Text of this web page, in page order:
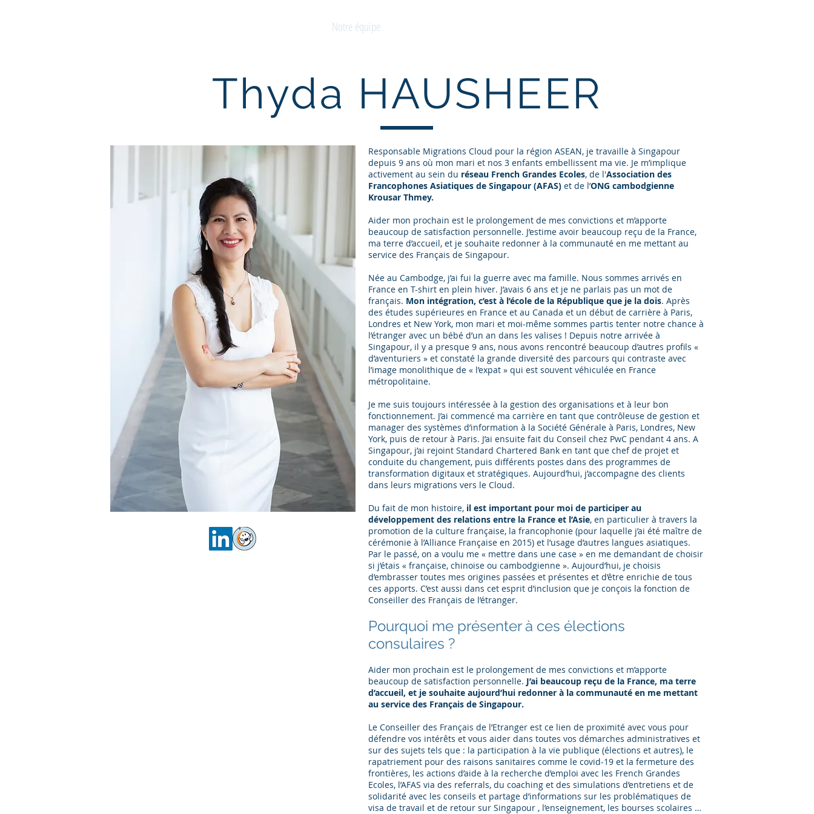
Notre équipe
Thyda HAUSHEER
Responsable Migrations Cloud pour la région ASEAN, je travaille à Singapour
depuis 9 ans où mon mari et nos 3 enfants embellissent ma vie. Je m’implique
activement au sein du réseau French Grandes Ecoles, de l'Association des
Francophones Asiatiques de Singapour (AFAS) et de l’ONG cambodgienne
Krousar Thmey.
Aider mon prochain est le prolongement de mes convictions et m’apporte
beaucoup de satisfaction personnelle. J’estime avoir beaucoup reçu de la France,
ma terre d’accueil, et je souhaite redonner à la communauté en me mettant au
service des Français de Singapour.
Née au Cambodge, j’ai fui la guerre avec ma famille. Nous sommes arrivés en
France en T-shirt en plein hiver. J’avais 6 ans et je ne parlais pas un mot de
français. Mon intégration, c’est à l’école de la République que je la dois. Après
des études supérieures en France et au Canada et un début de carrière à Paris,
Londres et New York, mon mari et moi-même sommes partis tenter notre chance à
l’étranger avec un bébé d’un an dans les valises ! Depuis notre arrivée à
Singapour, il y a presque 9 ans, nous avons rencontré beaucoup d’autres profils «
d’aventuriers » et constaté la grande diversité des parcours qui contraste avec
l’image monolithique de « l’expat » qui est souvent véhiculée en France
métropolitaine.
Je me suis toujours intéressée à la gestion des organisations et à leur bon
fonctionnement. J’ai commencé ma carrière en tant que contrôleuse de gestion et
manager des systèmes d’information à la Société Générale à Paris, Londres, New
York, puis de retour à Paris. J’ai ensuite fait du Conseil chez PwC pendant 4 ans. A
Singapour, j’ai rejoint Standard Chartered Bank en tant que chef de projet et
conduite du changement, puis différents postes dans des programmes de
transformation digitaux et stratégiques. Aujourd’hui, j’accompagne des clients
dans leurs migrations vers le Cloud.
Du fait de mon histoire, il est important pour moi de participer au
développement des relations entre la France et l’Asie, en particulier à travers la
promotion de la culture française, la francophonie (pour laquelle j’ai été maître de
cérémonie à l’Alliance Française en 2015) et l’usage d’autres langues asiatiques.
Par le passé, on a voulu me « mettre dans une case » en me demandant de choisir
si j’étais « française, chinoise ou cambodgienne ». Aujourd’hui, je choisis
d’embrasser toutes mes origines passées et présentes et d’être enrichie de tous
ces apports. C’est aussi dans cet esprit d’inclusion que je conçois la fonction de
Conseiller des Français de l’étranger.
Pourquoi me présenter à ces élections
consulaires ?
Aider mon prochain est le prolongement de mes convictions et m’apporte
beaucoup de satisfaction personnelle. J’ai beaucoup reçu de la France, ma terre
d’accueil, et je souhaite aujourd’hui redonner à la communauté en me mettant
au service des Français de Singapour.
Le Conseiller des Français de l’Etranger est ce lien de proximité avec vous pour
défendre vos intérêts et vous aider dans toutes vos démarches administratives et
sur des sujets tels que : la participation à la vie publique (élections et autres), le
rapatriement pour des raisons sanitaires comme le covid-19 et la fermeture des
frontières, les actions d’aide à la recherche d’emploi avec les French Grandes
Ecoles, l’AFAS via des referrals, du coaching et des simulations d’entretiens et de
solidarité avec les conseils et partage d’informations sur les problématiques de
visa de travail et de retour sur Singapour , l’enseignement, les bourses scolaires …